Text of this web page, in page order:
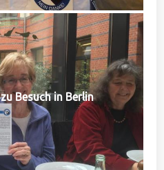
Besuch in Berlin